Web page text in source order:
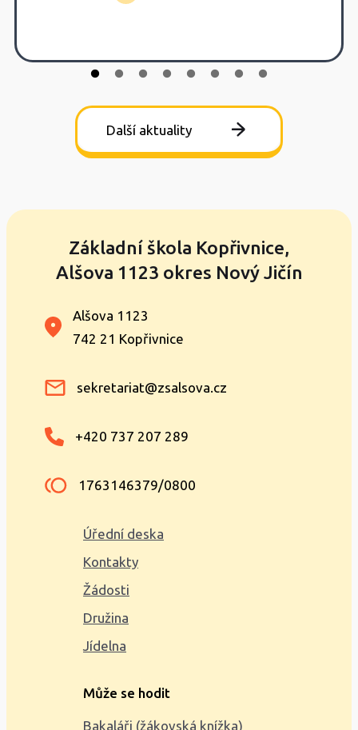
Další aktuality
Základní škola Kopřivnice,
Alšova 1123 okres Nový Jičín
Alšova 1123
742 21 Kopřivnice
sekretariat@zsalsova.cz
+420 737 207 289
1763146379/0800
Úřední deska
Kontakty
Žádosti
Družina
Jídelna
Může se hodit
Bakaláři (žákovská knížka)